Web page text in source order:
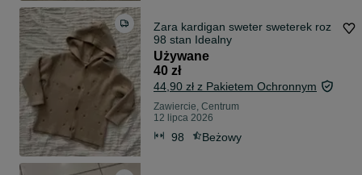
Zara kardigan sweter sweterek roz
98 stan Idealny
Używane
40 zł
44,90 zł z Pakietem Ochronnym
Zawiercie, Centrum
12 lipca 2026
98 Beżowy